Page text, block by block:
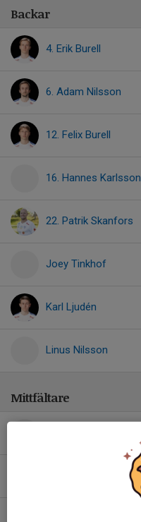
Backar
4. Erik Burell
6. Adam Nilsson
12. Felix Burell
16. Hannes Karlsson
22. Patrik Skanfors
Joey Tinkhof
Karl Ljudén
Linus Nilsson
Mittfältare
19. Mattias Ellström